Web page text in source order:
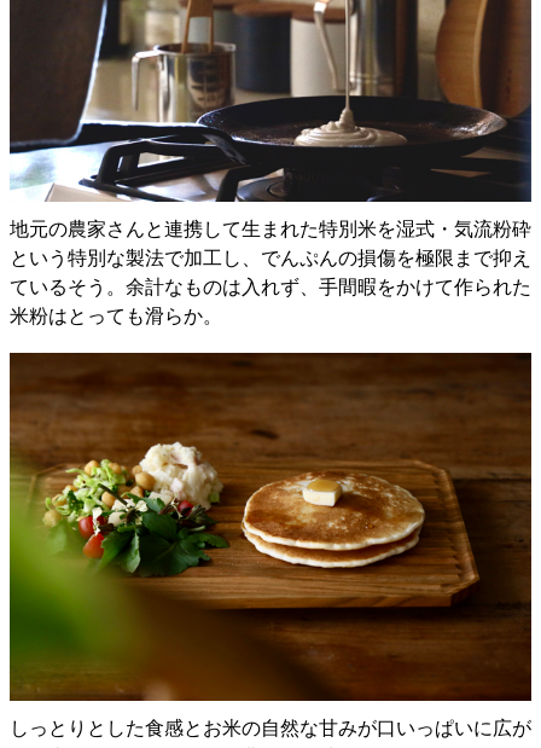
地元の農家さんと連携して生まれた特別米を湿式・気流粉砕
という特別な製法で加工し、でんぷんの損傷を極限まで抑え
ているそう。余計なものは入れず、手間暇をかけて作られた
米粉はとっても滑らか。
しっとりとした食感とお米の自然な甘みが口いっぱいに広が